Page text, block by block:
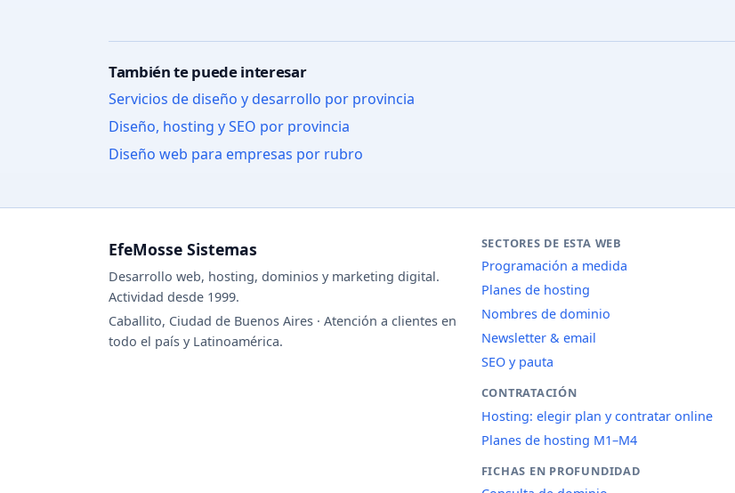
También te puede interesar
Servicios de diseño y desarrollo por provincia
Diseño, hosting y SEO por provincia
Diseño web para empresas por rubro
EfeMosse Sistemas
Desarrollo web, hosting, dominios y marketing digital.
Actividad desde 1999.
Caballito, Ciudad de Buenos Aires · Atención a clientes en
todo el país y Latinoamérica.
SECTORES DE ESTA WEB
Programación a medida
Planes de hosting
Nombres de dominio
Newsletter & email
SEO y pauta
CONTRATACIÓN
Hosting: elegir plan y contratar online
Planes de hosting M1–M4
FICHAS EN PROFUNDIDAD